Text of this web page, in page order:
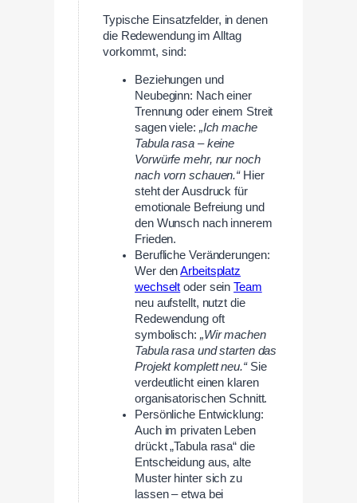
Typische Einsatzfelder, in denen
die Redewendung im Alltag
vorkommt, sind:
Beziehungen und
Neubeginn: Nach einer
Trennung oder einem Streit
sagen viele: „Ich mache
Tabula rasa – keine
Vorwürfe mehr, nur noch
nach vorn schauen.“Hier
steht der Ausdruck für
emotionale Befreiung und
den Wunsch nach innerem
Frieden.
Berufliche Veränderungen:
Wer denArbeitsplatz
wechselt oder seinTeam
neu aufstellt, nutzt die
Redewendung oft
symbolisch: „Wir machen
Tabula rasa und starten das
Projekt komplett neu.“Sie
verdeutlicht einen klaren
organisatorischen Schnitt.
Persönliche Entwicklung:
Auch im privaten Leben
drückt „Tabula rasa“ die
Entscheidung aus, alte
Muster hinter sich zu
lassen – etwa bei